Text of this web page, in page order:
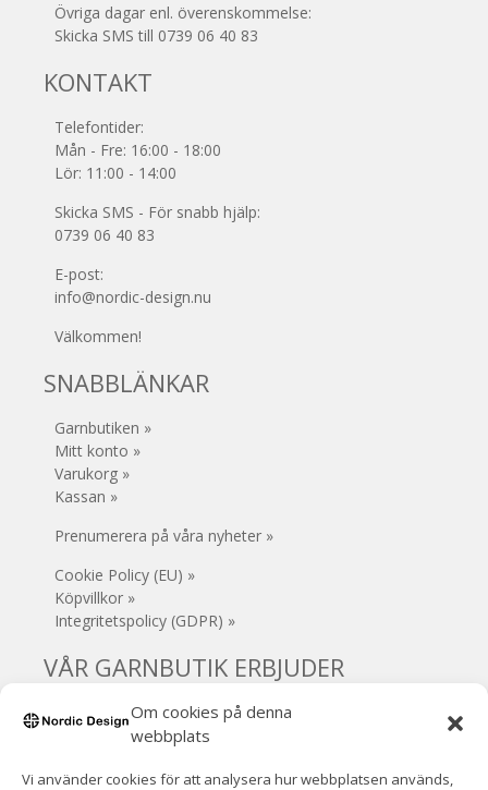
Om cookies på denna
webbplats
Vi använder cookies för att analysera hur webbplatsen används,
Övriga dagar enl. överenskommelse:
Skicka SMS till 0739 06 40 83
KONTAKT
Telefontider:
Mån - Fre: 16:00 - 18:00
Lör: 11:00 - 14:00
Skicka SMS - För snabb hjälp:
0739 06 40 83
E-post:
info@nordic-design.nu
Välkommen!
SNABBLÄNKAR
Garnbutiken »
Mitt konto »
Varukorg »
Kassan »
Prenumerera på våra nyheter »
Cookie Policy (EU) »
Köpvillkor »
Integritetspolicy (GDPR) »
VÅR GARNBUTIK ERBJUDER
• Säker e-handel
• Gratis frakt (Sverige) vid köp över 1000 kr
• Inga extra avgifter